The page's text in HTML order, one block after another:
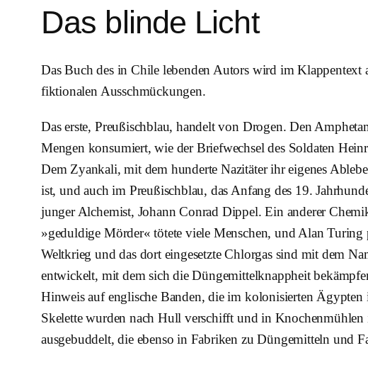
Das blinde Licht
Das Buch des in Chile lebenden Autors wird im Klappentext
fiktionalen Ausschmückungen.
Das erste, Preußischblau, handelt von Drogen. Den
Mengen konsumiert, wie der Briefwechsel des Soldaten
Dem Zyankali, mit dem hunderte Nazitäter ihr eigenes
ist, und auch im Preußischblau, das Anfang des 19.
junger Alchemist, Johann Conrad Dippel. Ein anderer
»geduldige Mörder« tötete viele Menschen, und Alan Turing
Weltkrieg und das dort eingesetzte Chlorgas sind mit dem
entwickelt, mit dem sich die Düngemittelknappheit
Hinweis auf englische Banden, die im kolonisierten Ägypten
Skelette wurden nach Hull verschifft und in
ausgebuddelt, die ebenso in Fabriken zu Düngemitteln und